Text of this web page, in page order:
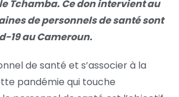
Tchamba. Ce don intervient au
de personnels de santé sont
19 au Cameroun.
de santé et s’associer à la
pandémie qui touche